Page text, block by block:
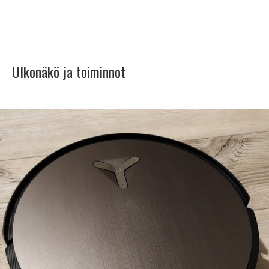
Ulkonäkö ja toiminnot